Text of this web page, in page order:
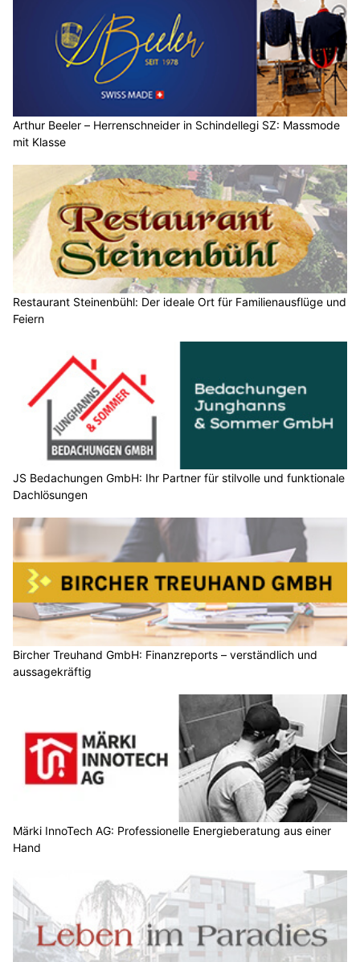
Arthur Beeler – Herrenschneider in Schindellegi SZ: Massmode
mit Klasse
Restaurant Steinenbühl: Der ideale Ort für Familienausflüge und
Feiern
JS Bedachungen GmbH: Ihr Partner für stilvolle und funktionale
Dachlösungen
Bircher Treuhand GmbH: Finanzreports – verständlich und
aussagekräftig
Märki InnoTech AG: Professionelle Energieberatung aus einer
Hand